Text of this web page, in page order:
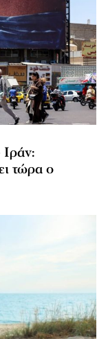
τώρα ο